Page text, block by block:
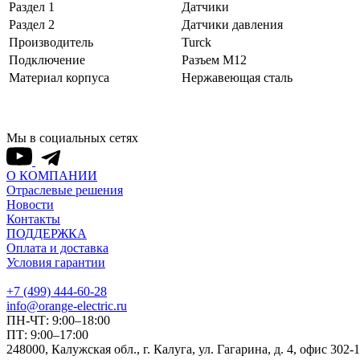
Раздел 1
Датчики
Раздел 2
Датчики давления
Производитель
Turck
Подключение
Разъем M12
Материал корпуса
Нержавеющая сталь
Мы в социальных сетях
О КОМПАНИИ
Отраслевые решения
Новости
Контакты
ПОДДЕРЖКА
Оплата и доставка
Условия гарантии
+7 (499) 444-60-28
info@orange-electric.ru
ПН-ЧТ: 9:00–18:00
ПТ: 9:00–17:00
248000, Калужская обл., г. Калуга, ул. Гагарина, д. 4, офис 302-